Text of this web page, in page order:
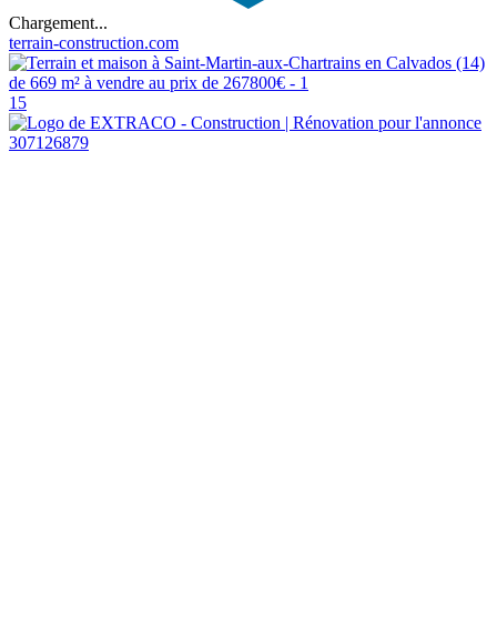
Chargement...
terrain-construction.com
15